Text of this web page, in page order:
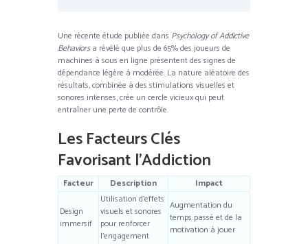
Une récente étude publiée dans Psychology of Addictive
Behaviorsa révélé que plus de 65% des joueurs de
machines à sous en ligne présentent des signes de
dépendance légère à modérée. La nature aléatoire des
résultats, combinée à des stimulations visuelles et
sonores intenses, crée un cercle vicieux qui peut
entraîner une perte de contrôle.
Les Facteurs Clés
Favorisant l’Addiction
Facteur Description Impact
Design
immersif
Utilisation d’effets
visuels et sonores
pour renforcer
l’engagement
Augmentation du
temps passé et de la
motivation à jouer